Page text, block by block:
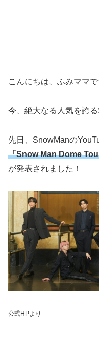
こんにちは、ふみママで
今、絶大なる人気を誇る
先日、SnowManの
「Snow Man Dome
が発表されました！
公式HPより